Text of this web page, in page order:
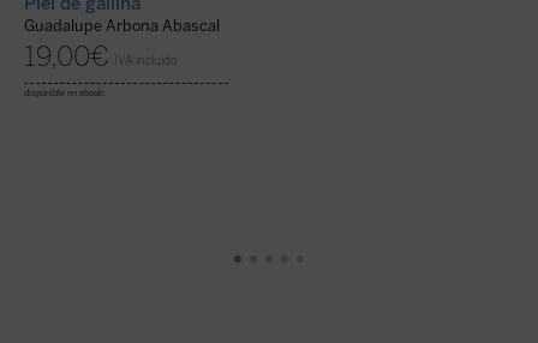
Guadalupe Arbona Abascal
19,00€ IVA incluido
disponible en ebook: